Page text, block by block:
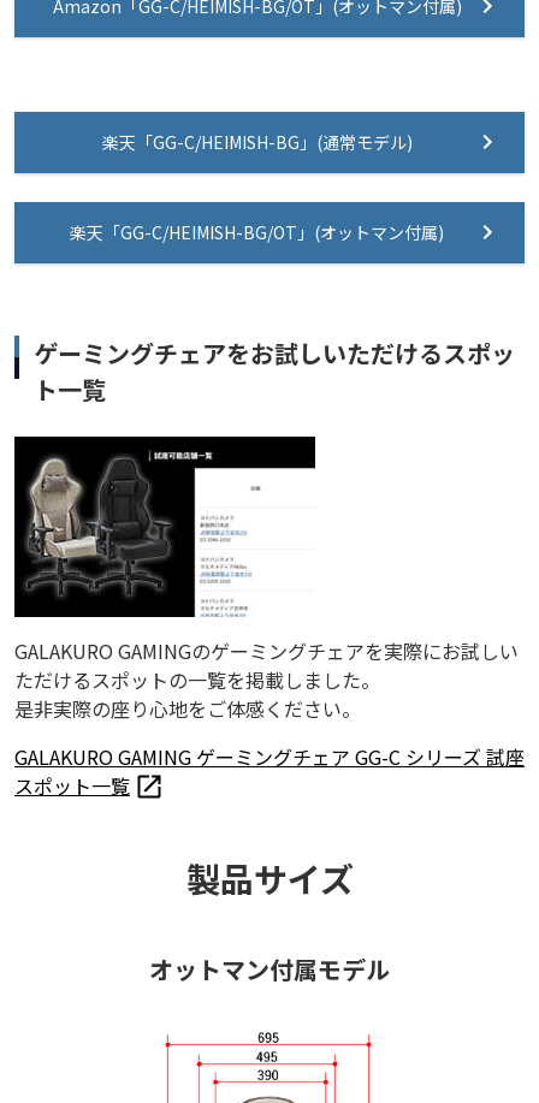
Amazon「GG-C/HEIMISH-BG/OT」(オットマン付属)
楽天「GG-C/HEIMISH-BG」(通常モデル)
楽天「GG-C/HEIMISH-BG/OT」(オットマン付属)
ゲーミングチェアをお試しいただけるスポッ
ト一覧
GALAKURO GAMINGのゲーミングチェアを実際にお試しい
ただけるスポットの一覧を掲載しました。
是非実際の座り心地をご体感ください。
GALAKURO GAMING ゲーミングチェア GG-C シリーズ 試座
スポット一覧
製品サイズ
オットマン付属モデル